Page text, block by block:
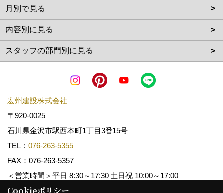
宏州建設株式会社
〒920-0025
石川県金沢市駅西本町1丁目3番15号
TEL： 076-263-5355
FAX：076-263-5357
＜営業時間＞平日 8:30～17:30 土日祝 10:00～17:00
Cookieポリシー